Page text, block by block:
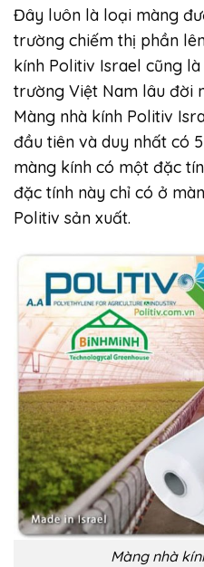
Đây luôn là loại màng
trường chiếm thị phần
kính Politiv Israel cũng
trường Việt Nam lâu đời
Màng nhà kính Politiv
đầu tiên và duy nhất có
màng kính có một đặc
đặc tính này chỉ có ở
Politiv sản xuất.
Màng nhà